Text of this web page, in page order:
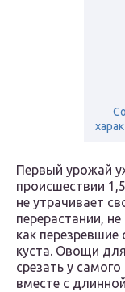
Первый урожай
происшествии
не утрачивает
перерастании,
как
куста. Овощи
срезать у
вместе с